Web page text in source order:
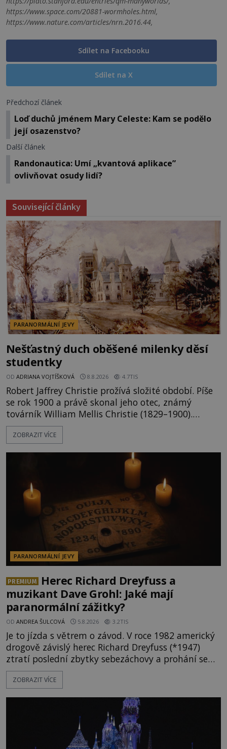
https://www.space.com/20881-wormholes.html,
https://www.nature.com/articles/nrn.2016.44,
Sdílet na Facebooku
Sdílet na X
Předchozí článek
Loď duchů jménem Mary Celeste: Kam se podělo
její osazenstvo?
Další článek
Randonautica: Umí „kvantová aplikace”
ovlivňovat osudy lidí?
Související články
PARANORMÁLNÍ JEVY
Nešťastný duch oběšené milenky děsí
studentky
OD ADRIANA VOJTÍŠKOVÁ 8.8.2026 4.7TIS
Robert Jaffrey Christie prožívá složité období. Píše
se rok 1900 a právě skonal jeho otec, známý
továrník William Mellis Christie (1829–1900).
Smutná událost je ale doprovázena ohromným
dědictvím... Robertu připadne rodinné sídlo v
ta, na niž přijde Robert, by jen tak někoho
ZOBRAZIT VÍCE
PARANORMÁLNÍ JEVY
PREMIUM
Herec Richard Dreyfuss a
muzikant Dave Grohl: Jaké mají
paranormální zážitky?
OD ANDREA ŠULCOVÁ 5.8.2026 3.2TIS
Je to jízda s větrem o závod. V roce 1982 americký
drogově závislý herec Richard Dreyfuss (*1947)
ztratí poslední zbytky sebezáchovy a prohání se
po silnicích ve svém mercedesu jako utržený ze
řetězu. Vše vyvrcholí katastrofou, když to Dreyfuss
následně nalezne schovaný kokain. Tímto
momentem se slavnému
ZOBRAZIT VÍCE